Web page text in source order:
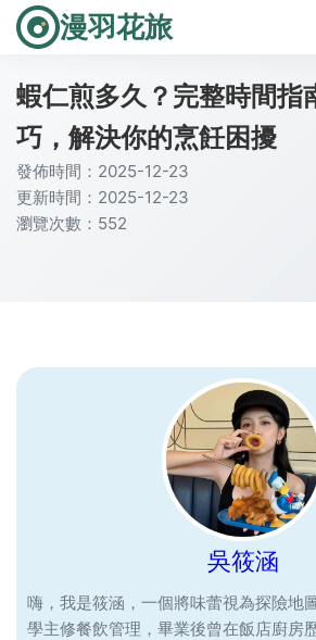
漫羽花旅
蝦仁煎多久？完整時間指
巧，解決你的烹飪困擾
發佈時間：2025-12-23
更新時間：2025-12-23
瀏覽次數：552
吳筱涵
嗨，我是筱涵，一個將味蕾視為探險地
學主修餐飲管理，畢業後曾在飯店廚房